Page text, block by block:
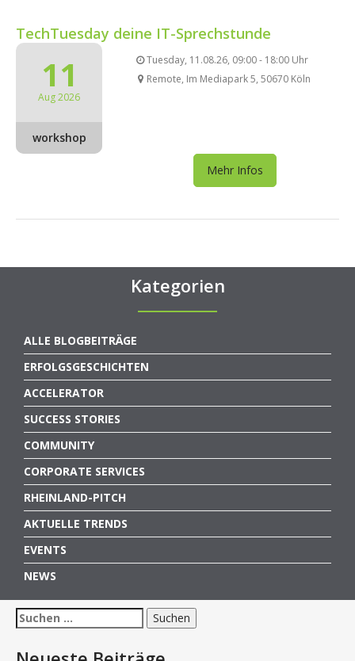
TechTuesday deine IT-Sprechstunde
11
Aug 2026
workshop
Tuesday, 11.08.26, 09:00 - 18:00 Uhr
Remote, Im Mediapark 5, 50670 Köln
Mehr Infos
Kategorien
ALLE BLOGBEITRÄGE
ERFOLGSGESCHICHTEN
ACCELERATOR
SUCCESS STORIES
COMMUNITY
CORPORATE SERVICES
RHEINLAND-PITCH
AKTUELLE TRENDS
EVENTS
NEWS
Suchen
nach: